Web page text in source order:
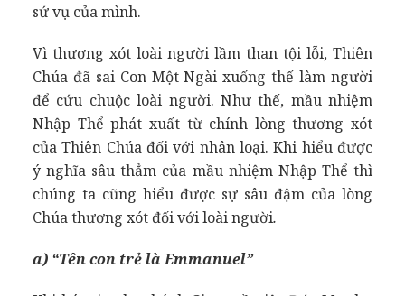
sứ vụ của mình.
Vì thương xót loài người lầm than tội lỗi, Thiên
Chúa đã sai Con Một Ngài xuống thế làm người
để cứu chuộc loài người. Như thế, mầu nhiệm
Nhập Thể phát xuất từ chính lòng thương xót
của Thiên Chúa đối với nhân loại. Khi hiểu được
ý nghĩa sâu thẳm của mầu nhiệm Nhập Thể thì
chúng ta cũng hiểu được sự sâu đậm của lòng
Chúa thương xót đối với loài người.
a) “Tên con trẻ là Emmanuel”